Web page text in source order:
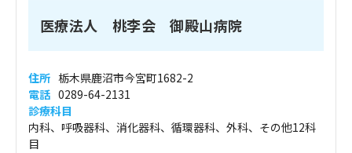
医療法人 桃李会 御殿山病院
住所 栃木県鹿沼市今宮町1682-2
電話 0289-64-2131
診療科目
内科、呼吸器科、消化器科、循環器科、外科、その他12科
目